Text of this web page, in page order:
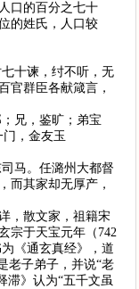
口的百分之七十
的姓氏，人口较
十谏，纣不听，无
官群臣各献箴言，
兄，鉴旷；弟宝
，金友玉
马。任潞州大都督
而其家却无厚产，
，散文家，祖籍宋
宗于天宝元年（742
《通玄真经》，道
老子弟子，并说“老
滞》认为“五千文虽